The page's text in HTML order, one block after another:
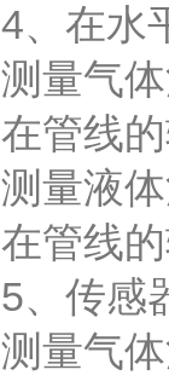
4、在水
测量气
在管线
测量液
在管线
5、传感
测量气